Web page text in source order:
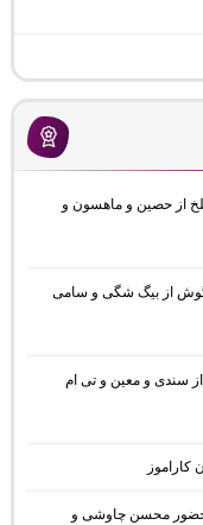
از حصین و ماهسون و
گوش از بیگ شگی و سامی
از سندی و معین و تی ام
کاراموز
دی جی یاشار با حضور محسن چاوشی و